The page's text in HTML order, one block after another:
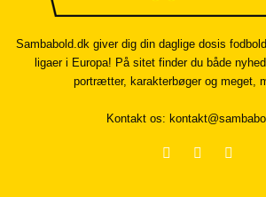
Sambabold.dk giver dig din daglige dosis
ligaer i Europa! På sitet finder du både
portrætter, karakterbøger og meget,
Kontakt os: